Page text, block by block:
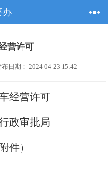
办
营许可
日期： 2024-04-23 15:42
经营许可
政审批局
件）